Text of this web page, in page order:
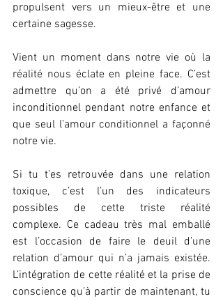
propulsent vers un mieux-être et une
certaine sagesse.
Vient un moment dans notre vie où la
réalité nous éclate en pleine face. C’est
admettre qu’on a été privé d’amour
inconditionnel pendant notre enfance et
que seul l’amour conditionnel a façonné
notre vie.
Si tu t’es retrouvée dans une relation
toxique, c’est l’un des indicateurs
possibles de cette triste réalité
complexe. Ce cadeau très mal emballé
est l’occasion de faire le deuil d’une
relation d’amour qui n’a jamais existée.
L’intégration de cette réalité et la prise de
conscience qu’à partir de maintenant, tu